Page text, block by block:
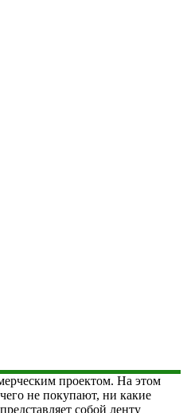
проектом. На этом
не покупают, ни какие
собой ленту